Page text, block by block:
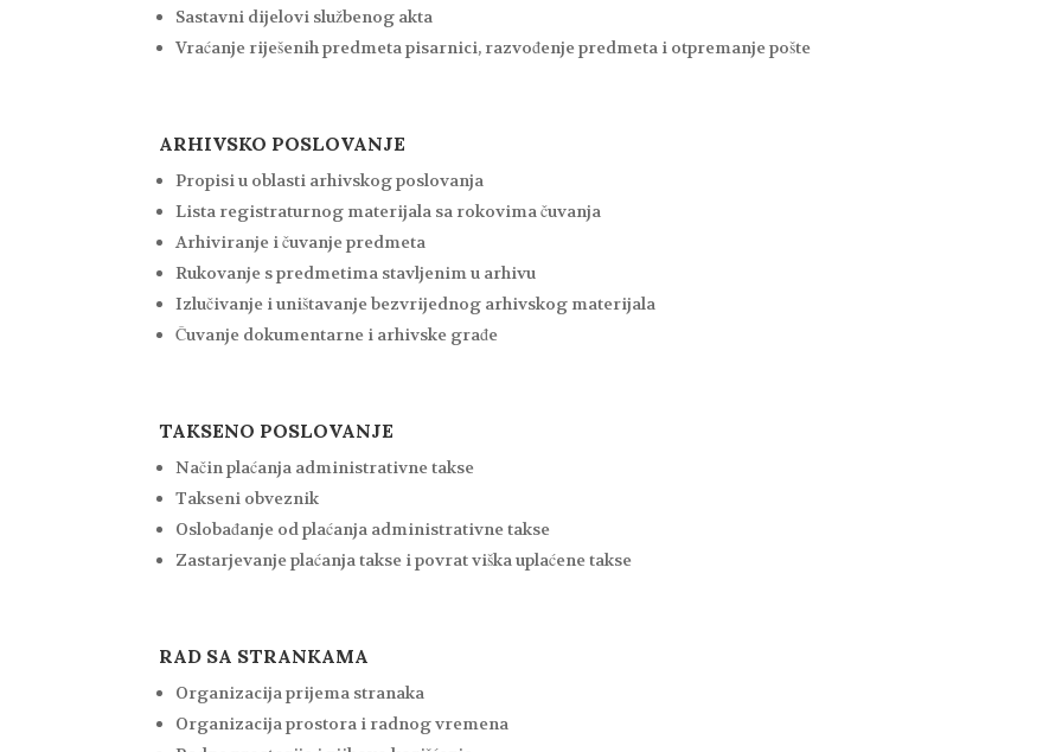
Sastavni dijelovi službenog akta
Vraćanje riješenih predmeta pisarnici, razvođenje predmeta i otpremanje pošte
ARHIVSKO POSLOVANJE
Propisi u oblasti arhivskog poslovanja
Lista registraturnog materijala sa rokovima čuvanja
Arhiviranje i čuvanje predmeta
Rukovanje s predmetima stavljenim u arhivu
Izlučivanje i uništavanje bezvrijednog arhivskog materijala
Čuvanje dokumentarne i arhivske građe
TAKSENO POSLOVANJE
Način plaćanja administrativne takse
Takseni obveznik
Oslobađanje od plaćanja administrativne takse
Zastarjevanje plaćanja takse i povrat viška uplaćene takse
RAD SA STRANKAMA
Organizacija prijema stranaka
Organizacija prostora i radnog vremena